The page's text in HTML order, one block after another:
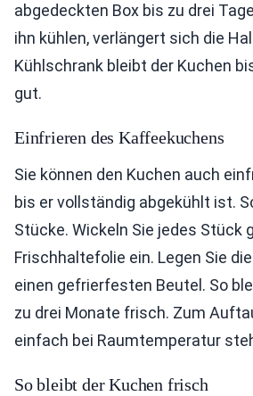
abgedeckten Box bis zu drei
ihn kühlen, verlängert sich die
Kühlschrank bleibt der Kuchen
gut.
Einfrieren des Kaffeekuchens
Sie können den Kuchen auch
bis er vollständig abgekühlt ist.
Stücke. Wickeln Sie jedes Stück
Frischhaltefolie ein. Legen Sie
einen gefrierfesten Beutel. So
zu drei Monate frisch. Zum
einfach bei Raumtemperatur
So bleibt der Kuchen frisch